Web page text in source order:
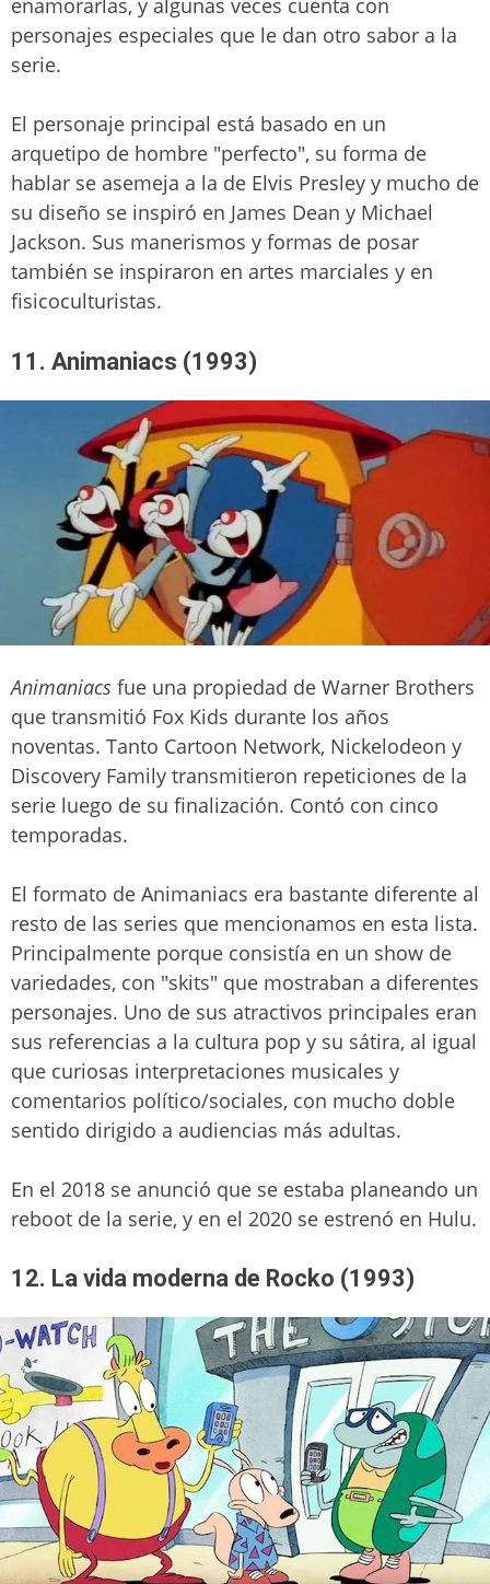
enamorarlas, y algunas veces cuenta con
personajes especiales que le dan otro sabor a la
serie.
El personaje principal está basado en un
arquetipo de hombre "perfecto", su forma de
hablar se asemeja a la de Elvis Presley y mucho de
su diseño se inspiró en James Dean y Michael
Jackson. Sus manerismos y formas de posar
también se inspiraron en artes marciales y en
fisicoculturistas.
11. Animaniacs (1993)
Animaniacs fue una propiedad de Warner Brothers
que transmitió Fox Kids durante los años
noventas. Tanto Cartoon Network, Nickelodeon y
Discovery Family transmitieron repeticiones de la
serie luego de su finalización. Contó con cinco
temporadas.
El formato de Animaniacs era bastante diferente al
resto de las series que mencionamos en esta lista.
Principalmente porque consistía en un show de
variedades, con "skits" que mostraban a diferentes
personajes. Uno de sus atractivos principales eran
sus referencias a la cultura pop y su sátira, al igual
que curiosas interpretaciones musicales y
comentarios político/sociales, con mucho doble
sentido dirigido a audiencias más adultas.
En el 2018 se anunció que se estaba planeando un
reboot de la serie, y en el 2020 se estrenó en Hulu.
12. La vida moderna de Rocko (1993)